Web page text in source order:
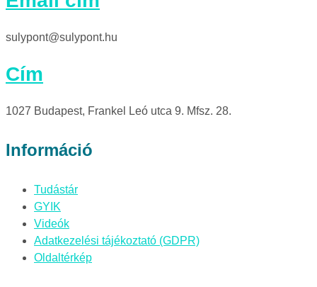
sulypont@sulypont.hu
Cím
1027 Budapest, Frankel Leó utca 9. Mfsz. 28.
Információ
Tudástár
GYIK
Videók
Adatkezelési tájékoztató (GDPR)
Oldaltérkép